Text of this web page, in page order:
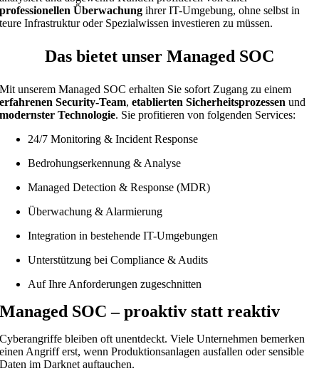
professionellen Überwachungihrer IT-Umgebung, ohne selbst in
teure Infrastruktur oder Spezialwissen investieren zu müssen.
Das bietet unser Managed SOC
Mit unserem Managed SOC erhalten Sie sofort Zugang zu einem
erfahrenen Security-Team,etablierten Sicherheitsprozessen und
modernster Technologie. Sie profitieren von folgenden Services:
24/7 Monitoring & Incident Response
Bedrohungserkennung & Analyse
Managed Detection & Response (MDR)
Überwachung & Alarmierung
Integration in bestehende IT-Umgebungen
Unterstützung bei Compliance & Audits
Auf Ihre Anforderungen zugeschnitten
Managed SOC – proaktiv statt reaktiv
Cyberangriffe bleiben oft unentdeckt. Viele Unternehmen bemerken
einen Angriff erst, wenn Produktionsanlagen ausfallen oder sensible
Daten im Darknet auftauchen.